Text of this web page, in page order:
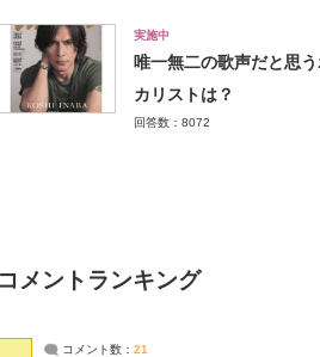
実施中
唯一無二の歌声だと思
カリストは？
回答数：8072
メントランキング
コメント数： 21